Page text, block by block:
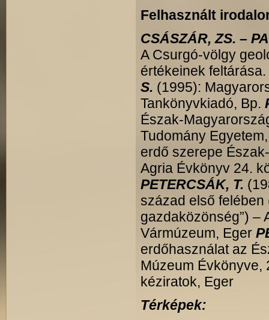
Felhasznált
CSÁSZÁR, ZS. –
A Csurgó-völgy
értékeinek
S. (1995):
Tankönyvkiadó, Bp.
Észak-
Tudomány
erdő szerepe
Agria Évkönyv 24.
PETERCSÁK, T.
század első felében
gazdaközönség”) –
Vármúzeum, Eger
erdőhasználat az
Múzeum
kéziratok, Eger
Térképek: